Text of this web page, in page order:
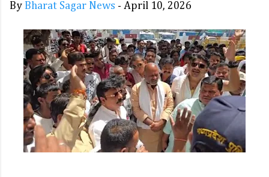
By Bharat Sagar News - April 10, 2026